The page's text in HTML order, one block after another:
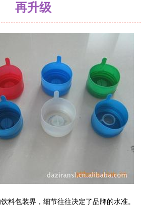
再升级
料包装界，细节往往决定了品牌的水准。